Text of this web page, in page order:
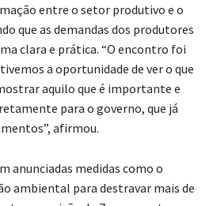
entre o setor produtivo e o
que as demandas dos produtores
clara e prática. “O encontro foi
a oportunidade de ver o que
aquilo que é importante e
para o governo, que já
afirmou.
anunciadas medidas como o
ambiental para destravar mais de